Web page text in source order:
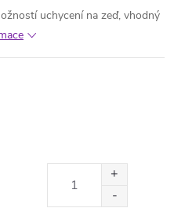
uchycení na zeď, vhodný